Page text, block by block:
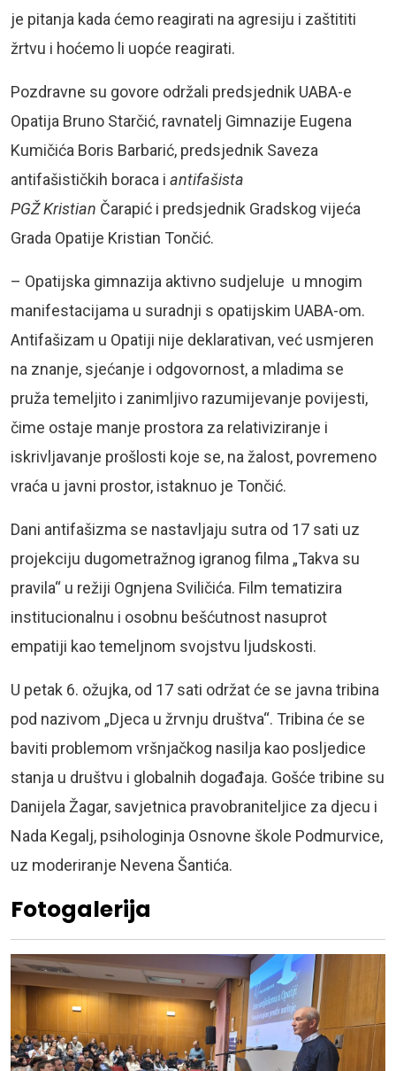
je pitanja kada ćemo reagirati na agresiju i zaštititi
žrtvu i hoćemo li uopće reagirati.
Pozdravne su govore održali predsjednik UABA-e
Opatija Bruno Starčić, ravnatelj Gimnazije Eugena
Kumičića Boris Barbarić, predsjednik Saveza
antifašističkih boraca i antifašista
PGŽKristian Čarapić i predsjednik Gradskog vijeća
Grada Opatije Kristian Tončić.
– Opatijska gimnazija aktivno sudjeluje u mnogim
manifestacijama u suradnji s opatijskim UABA-om.
Antifašizam u Opatiji nije deklarativan, već usmjeren
na znanje, sjećanje i odgovornost, a mladima se
pruža temeljito i zanimljivo razumijevanje povijesti,
čime ostaje manje prostora za relativiziranje i
iskrivljavanje prošlosti koje se, na žalost, povremeno
vraća u javni prostor, istaknuo je Tončić.
Dani antifašizma se nastavljaju sutra od 17 sati uz
projekciju dugometražnog igranog filma „Takva su
pravila“ u režiji Ognjena Sviličića. Film tematizira
institucionalnu i osobnu bešćutnost nasuprot
empatiji kao temeljnom svojstvu ljudskosti.
U petak 6. ožujka, od 17 sati održat će se javna tribina
pod nazivom „Djeca u žrvnju društva“. Tribina će se
baviti problemom vršnjačkog nasilja kao posljedice
stanja u društvu i globalnih događaja. Gošće tribine su
Danijela Žagar, savjetnica pravobraniteljice za djecu i
Nada Kegalj, psihologinja Osnovne škole Podmurvice,
uz moderiranje Nevena Šantića.
Fotogalerija